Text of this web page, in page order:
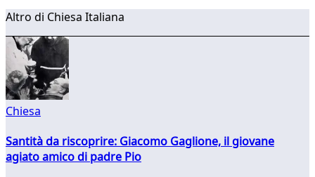
Altro di Chiesa Italiana
Chiesa
Santità da riscoprire: Giacomo Gaglione, il giovane
agiato amico di padre Pio